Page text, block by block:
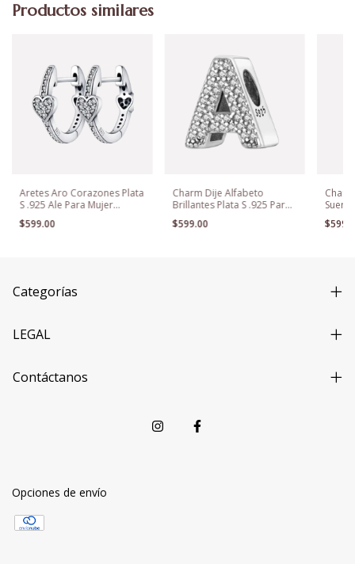
Productos similares
Aretes Aro Corazones Plata
S .925 Ale Para Mujer
Moderno
$599.00
Charm Dije Alfabeto
Brillantes Plata S .925 Para
Pandora
$599.00
Mixto
Categorías
LEGAL
Contáctanos
Opciones de envío